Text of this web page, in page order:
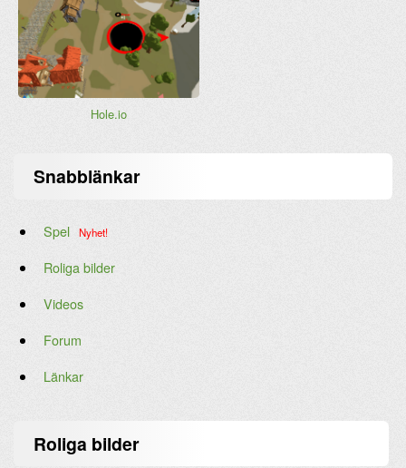
Hole.io
Snabblänkar
Spel Nyhet!
Roliga bilder
Videos
Forum
Länkar
Roliga bilder